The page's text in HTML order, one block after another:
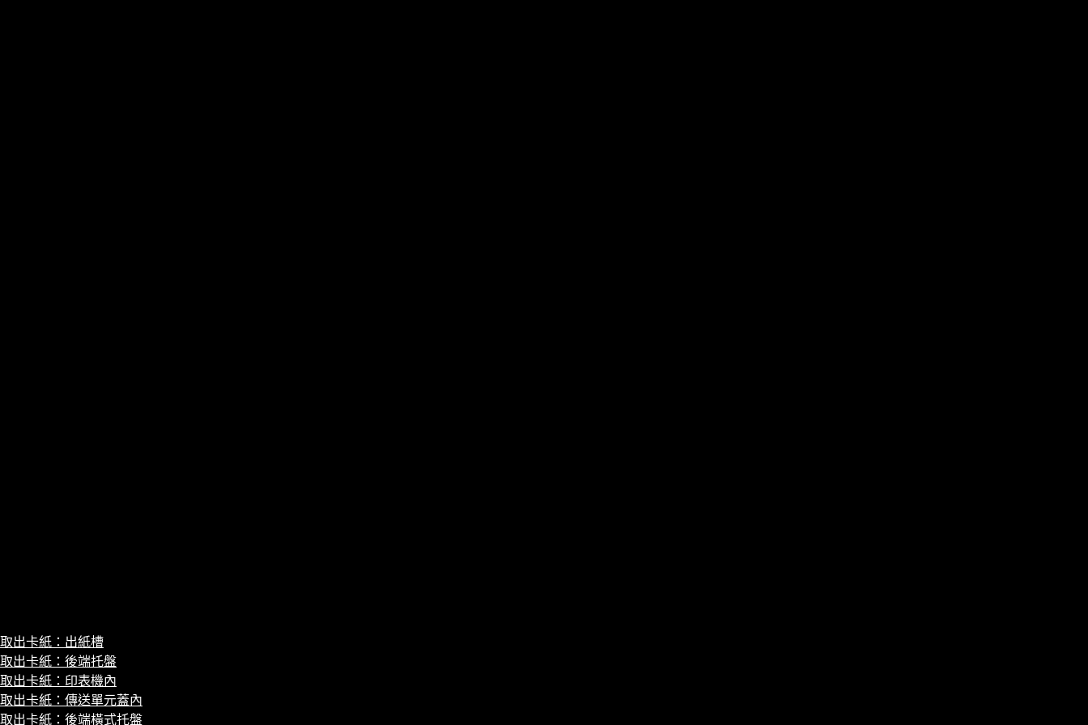
取出卡紙：出紙槽
取出卡紙：後端托盤
取出卡紙：印表機內
取出卡紙：傳送單元蓋內
取出卡紙：後端橫式托盤